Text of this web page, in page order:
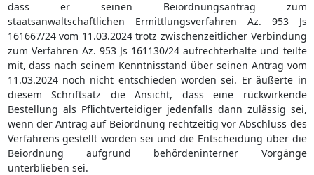
dass er seinen Beiordnungsantrag zum
staatsanwaltschaftlichen Ermittlungsverfahren Az. 953 Js
161667/24 vom 11.03.2024 trotz zwischenzeitlicher Verbindung
zum Verfahren Az. 953 Js 161130/24 aufrechterhalte und teilte
mit, dass nach seinem Kenntnisstand über seinen Antrag vom
11.03.2024 noch nicht entschieden worden sei. Er äußerte in
diesem Schriftsatz die Ansicht, dass eine rückwirkende
Bestellung als Pflichtverteidiger jedenfalls dann zulässig sei,
wenn der Antrag auf Beiordnung rechtzeitig vor Abschluss des
Verfahrens gestellt worden sei und die Entscheidung über die
Beiordnung aufgrund behördeninterner Vorgänge
unterblieben sei.